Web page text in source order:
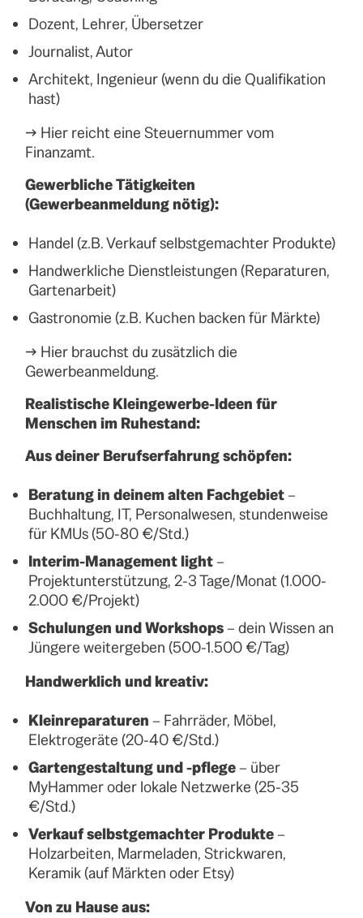
Dozent, Lehrer, Übersetzer
Journalist, Autor
Architekt, Ingenieur (wenn du die Qualifikation
hast)
→ Hier reicht eine Steuernummer vom
Finanzamt.
Gewerbliche Tätigkeiten
(Gewerbeanmeldung nötig):
Handel (z.B. Verkauf selbstgemachter Produkte)
Handwerkliche Dienstleistungen (Reparaturen,
Gartenarbeit)
Gastronomie (z.B. Kuchen backen für Märkte)
→ Hier brauchst du zusätzlich die
Gewerbeanmeldung.
Realistische Kleingewerbe-Ideen für
Menschen im Ruhestand:
Aus deiner Berufserfahrung schöpfen:
Beratung in deinem alten Fachgebiet –
Buchhaltung, IT, Personalwesen, stundenweise
für KMUs (50-80 €/Std.)
Interim-Management light –
Projektunterstützung, 2-3 Tage/Monat (1.000-
2.000 €/Projekt)
Schulungen und Workshops – dein Wissen an
Jüngere weitergeben (500-1.500 €/Tag)
Handwerklich und kreativ:
Kleinreparaturen – Fahrräder, Möbel,
Elektrogeräte (20-40 €/Std.)
Gartengestaltung und -pflege – über
MyHammer oder lokale Netzwerke (25-35
€/Std.)
Verkauf selbstgemachter Produkte –
Holzarbeiten, Marmeladen, Strickwaren,
Keramik (auf Märkten oder Etsy)
Von zu Hause aus: